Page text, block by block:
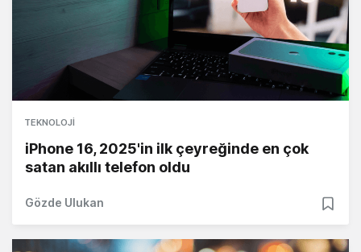
TEKNOLOJI
iPhone 16, 2025'in ilk çeyreğinde en çok
satan akıllı telefon oldu
Gözde Ulukan